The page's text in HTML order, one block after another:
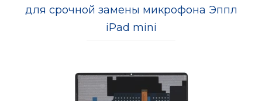
для срочной замены микрофона Эппл
iPad mini